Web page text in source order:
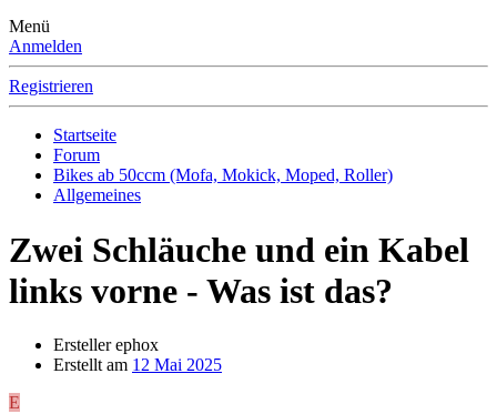
Menü
Anmelden
Registrieren
Startseite
Forum
Bikes ab 50ccm (Mofa, Mokick, Moped, Roller)
Allgemeines
Zwei Schläuche und ein Kabel
links vorne - Was ist das?
Erstellerephox
Erstellt am 12 Mai 2025
E